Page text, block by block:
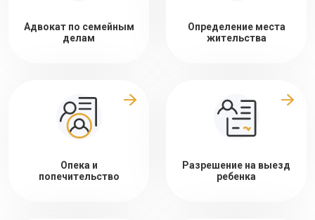
Адвокат по семейным
делам
Определение места
жительства
Опека и
попечительство
Разрешение на выезд
ребенка